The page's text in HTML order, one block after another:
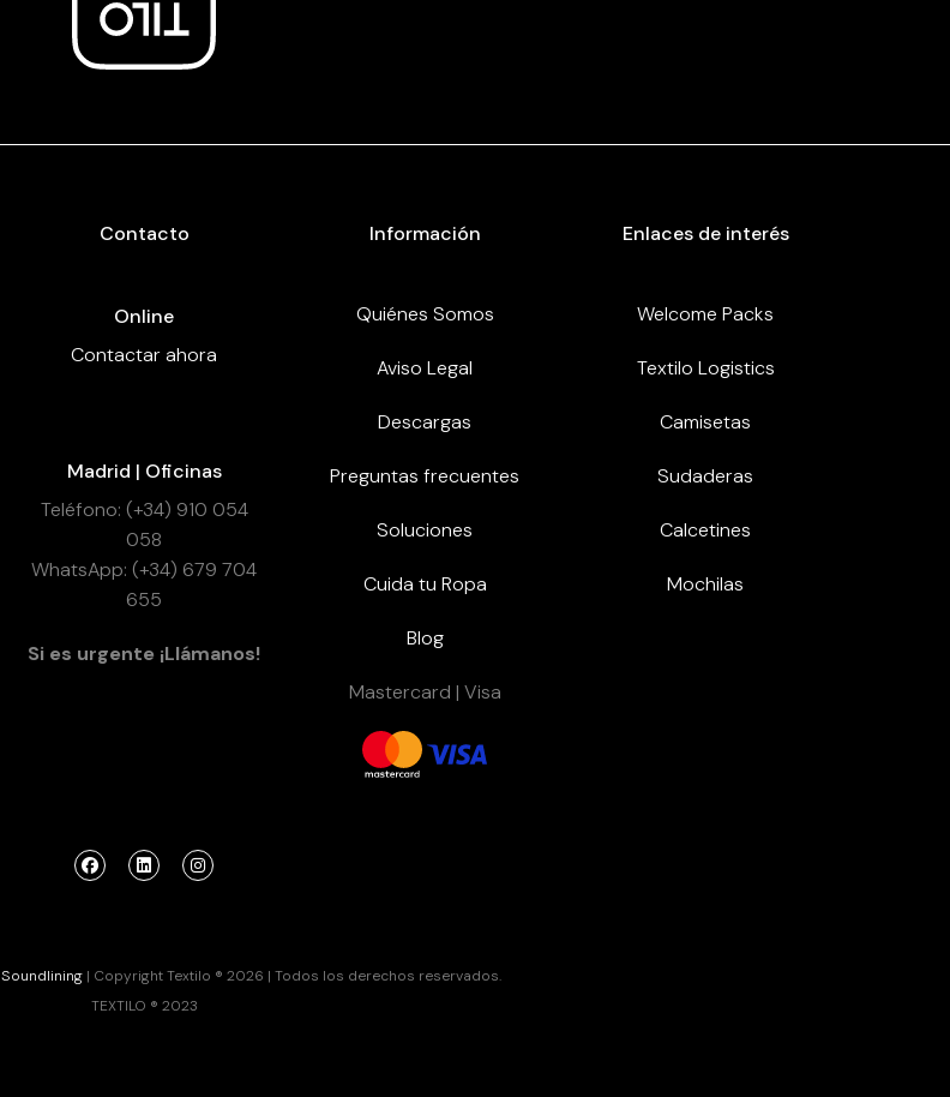
Contacto
Online
Contactar ahora
Madrid | Oficinas
Teléfono: (+34) 910 054
058
WhatsApp: (+34) 679 704
655
Si es urgente ¡Llámanos!
Información
Quiénes Somos
Aviso Legal
Descargas
Preguntas frecuentes
Soluciones
Cuida tu Ropa
Blog
Mastercard | Visa
Enlaces de interés
Welcome Packs
Textilo Logistics
Camisetas
Sudaderas
Calcetines
Mochilas
Soundlining | Copyright Textilo ® 2026 | Todos los derechos reservados.
TEXTILO ® 2023